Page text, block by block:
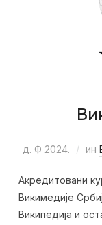
д. Ф 2024. ин
Акредитовани
Викимедије
Википедија и